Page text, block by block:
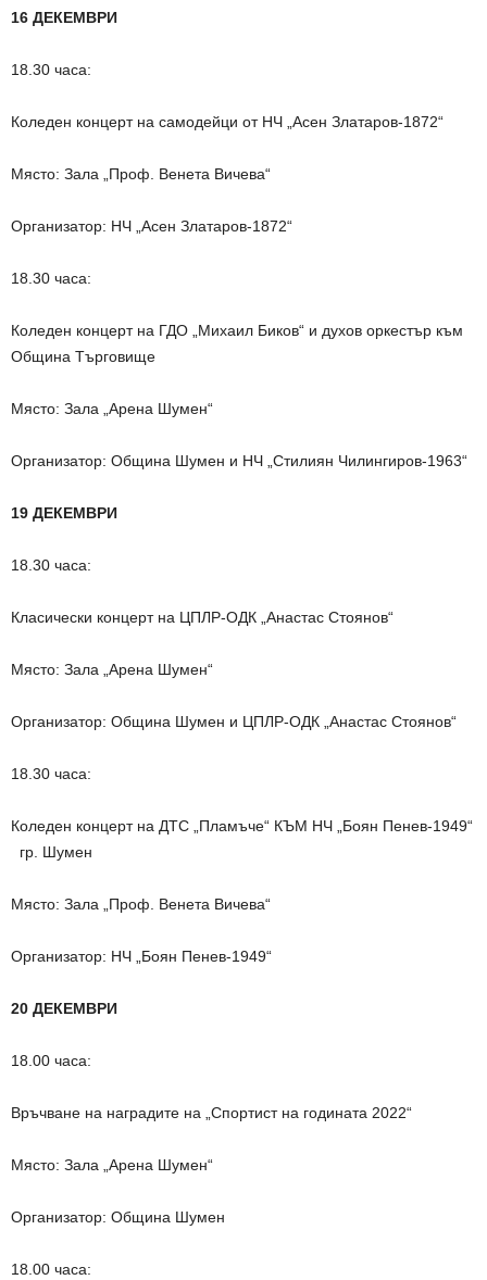
16 ДЕКЕМВРИ
18.30 часа:
Коледен концерт на самодейци от НЧ „Асен Златаров-1872“
Място: Зала „Проф. Венета Вичева“
Организатор: НЧ „Асен Златаров-1872“
18.30 часа:
Коледен концерт на ГДО „Михаил Биков“ и духов оркестър към
Община Търговище
Място: Зала „Арена Шумен“
Организатор: Община Шумен и НЧ „Стилиян Чилингиров-1963“
19 ДЕКЕМВРИ
18.30 часа:
Класически концерт на ЦПЛР-ОДК „Анастас Стоянов“
Място: Зала „Арена Шумен“
Организатор: Община Шумен и ЦПЛР-ОДК „Анастас Стоянов“
18.30 часа:
Коледен концерт на ДТС „Пламъче“ КЪМ НЧ „Боян Пенев-1949“
гр. Шумен
Място: Зала „Проф. Венета Вичева“
Организатор: НЧ „Боян Пенев-1949“
20 ДЕКЕМВРИ
18.00 часа:
Връчване на наградите на „Спортист на годината 2022“
Място: Зала „Арена Шумен“
Организатор: Община Шумен
18.00 часа: